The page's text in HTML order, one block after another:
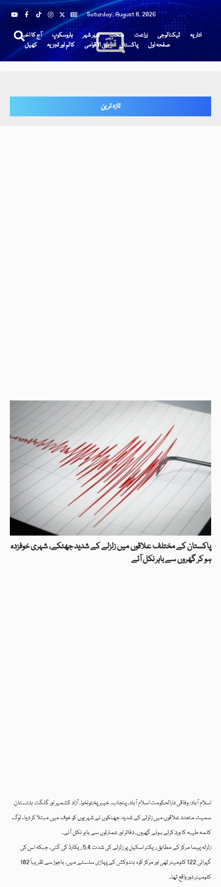
Saturday, August 8, 2026
آج کا اخبار ہاروسکوپ شہر شہر صحت زراعت ٹیکنالوجی
اداریہ
کھیل
کالم اور تجزیہ بین الاقوامی پاکستان صفحہ اول
تازہ ترین
پاکستان کے مختلف علاقوں میں زلزلے کے شدید جھٹکے، شہری خوفزدہ
ہو کر گھروں سے باہر نکل آئے
اسلام آباد: وفاقی دارالحکومت اسلام آباد، پنجاب، خیبر پختونخوا، آزاد کشمیر اور گلگت بلتستان
سمیت متعدد علاقوں میں زلزلے کے شدید جھٹکوں نے شہریوں کو خوف میں مبتلا کر دیا۔ لوگ
کلمہ طیبہ کا ورد کرتے ہوئے گھروں، دفاتر اور عمارتوں سے باہر نکل آئے۔
زلزلہ پیما مرکز کے مطابق ریکٹر اسکیل پر زلزلے کی شدت 5.4 ریکارڈ کی گئی، جبکہ اس کی
گہرائی 122 کلومیٹر تھی اور مرکز کوہ ہندوکش کے پہاڑی سلسلے میں، باجوڑ سے تقریباً 102
کلومیٹر دور واقع تھا۔